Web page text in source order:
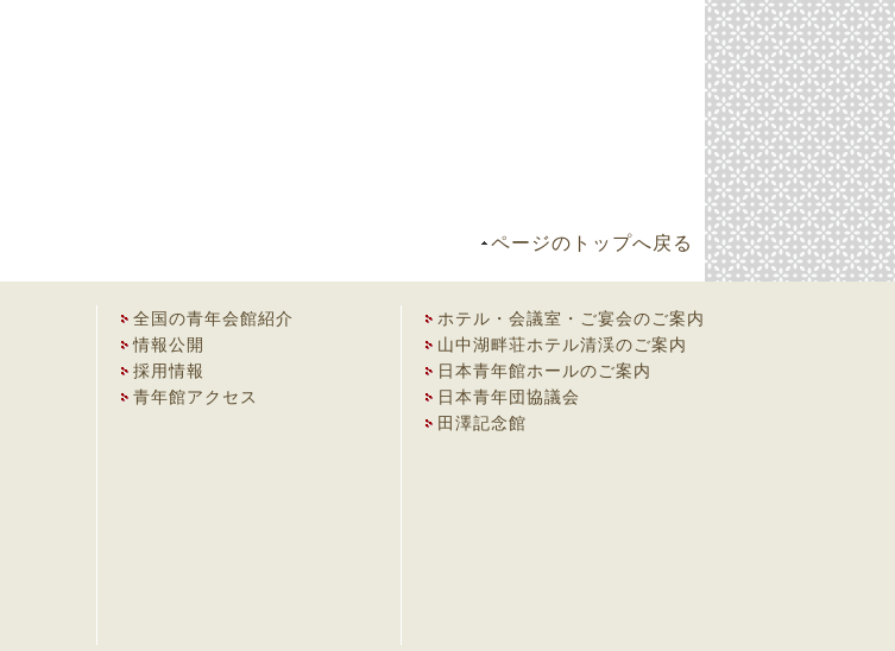
ページのトップへ戻る
全国の青年会館紹介
情報公開
採用情報
青年館アクセス
ホテル・会議室・ご宴会のご案内
山中湖畔荘ホテル清渓のご案内
日本青年館ホールのご案内
日本青年団協議会
田澤記念館